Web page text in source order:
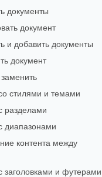
документы
документ
и добавить документы
документ
стилями и темами
разделами
диапазонами
контента между
заголовками и футерами